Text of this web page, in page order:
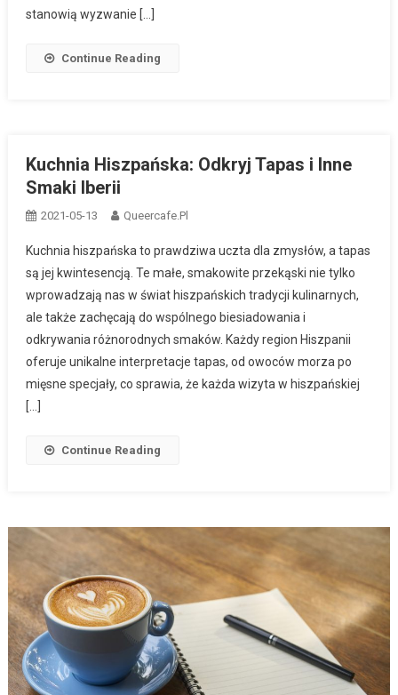
stanowią wyzwanie […]
Continue Reading
Kuchnia Hiszpańska: Odkryj Tapas i Inne
Smaki Iberii
2021-05-13 Queercafe.pl
Kuchnia hiszpańska to prawdziwa uczta dla zmysłów, a tapas
są jej kwintesencją. Te małe, smakowite przekąski nie tylko
wprowadzają nas w świat hiszpańskich tradycji kulinarnych,
ale także zachęcają do wspólnego biesiadowania i
odkrywania różnorodnych smaków. Każdy region Hiszpanii
oferuje unikalne interpretacje tapas, od owoców morza po
mięsne specjały, co sprawia, że każda wizyta w hiszpańskiej
[…]
Continue Reading